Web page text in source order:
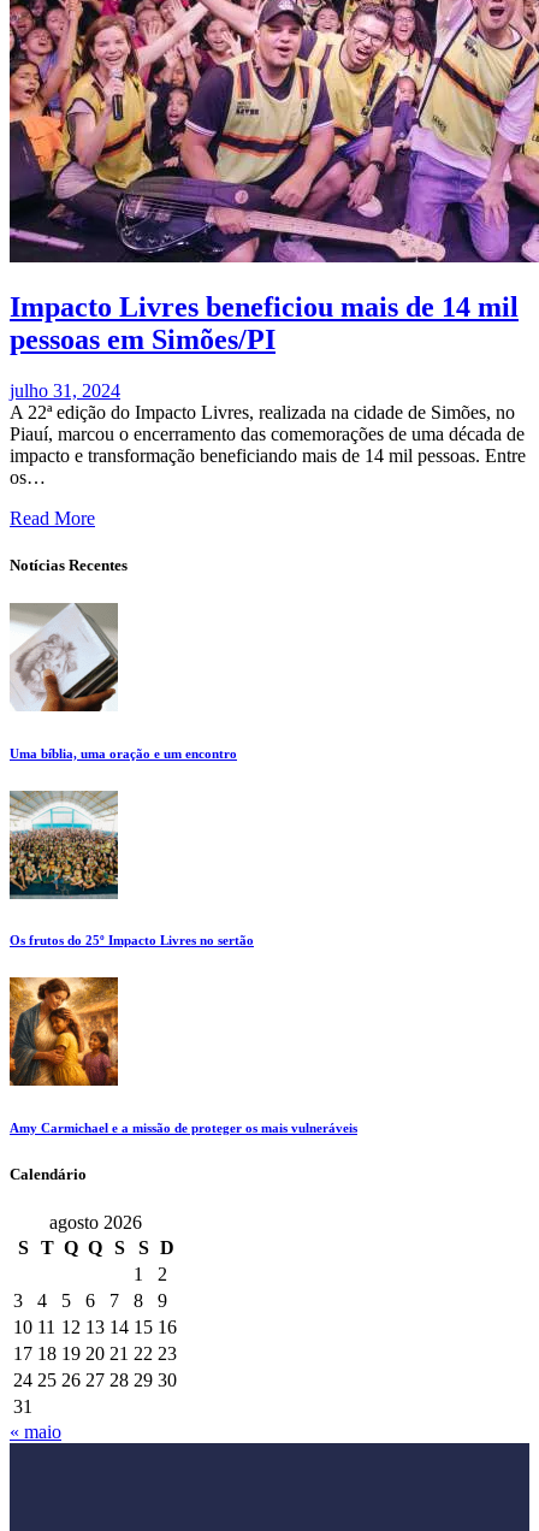
Impacto Livres beneficiou mais de 14 mil
pessoas em Simões/PI
julho 31, 2024
A 22ª edição do Impacto Livres, realizada na cidade de Simões, no
Piauí, marcou o encerramento das comemorações de uma década de
impacto e transformação beneficiando mais de 14 mil pessoas. Entre
os…
Read More
Notícias Recentes
Uma bíblia, uma oração e um encontro
Os frutos do 25º Impacto Livres no sertão
Amy Carmichael e a missão de proteger os mais vulneráveis
Calendário
agosto 2026
S
T Q Q S S D
1
2
3
4 5 6 7 8
9
10 11 12 13 14 15 16
17 18 19 20 21 22 23
24 25 26 27 28 29 30
31
« maio